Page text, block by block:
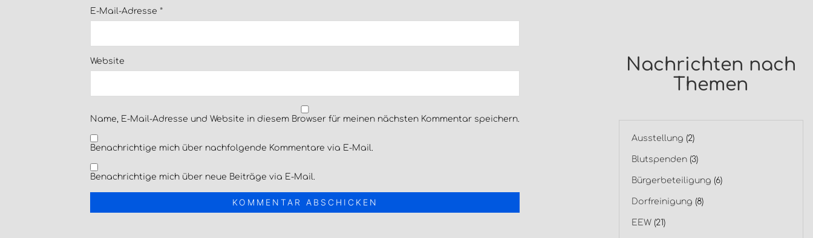
E-Mail-Adresse*
Website
Name, E-Mail-Adresse und Website in diesem Browser für meinen nächsten Kommentar speichern.
Benachrichtige mich über nachfolgende Kommentare via E-Mail.
Benachrichtige mich über neue Beiträge via E-Mail.
Nachrichten nach
Themen
Ausstellung (2)
Blutspenden(3)
Bürgerbeteiligung (6)
Dorfreinigung (8)
EEW(21)